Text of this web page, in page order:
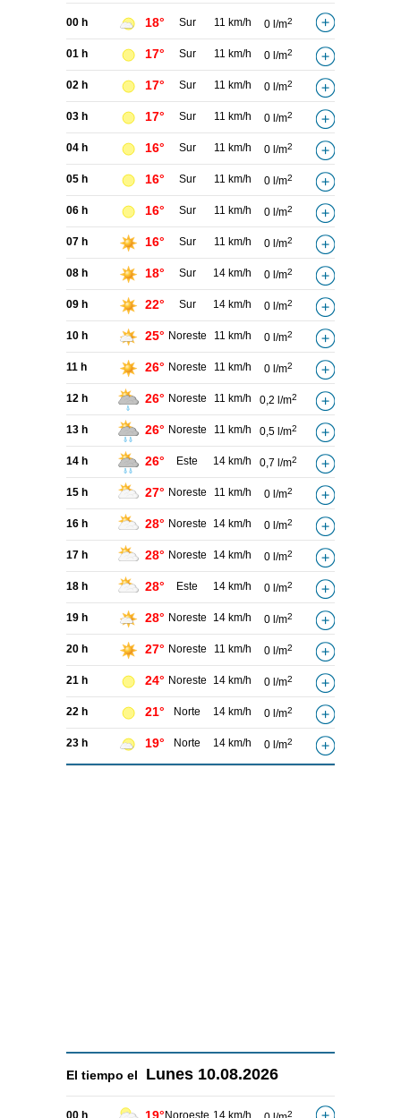
00 h 18° Sur 11 km/h 0 l/m2
01 h 17° Sur 11 km/h 0 l/m2
02 h 17° Sur 11 km/h 0 l/m2
03 h 17° Sur 11 km/h 0 l/m2
04 h 16° Sur 11 km/h 0 l/m2
05 h 16° Sur 11 km/h 0 l/m2
06 h 16° Sur 11 km/h 0 l/m2
07 h 16° Sur 11 km/h 0 l/m2
08 h 18° Sur 14 km/h 0 l/m2
09 h 22° Sur 14 km/h 0 l/m2
10 h 25° Noreste 11 km/h 0 l/m2
11 h 26° Noreste 11 km/h 0 l/m2
12 h 26° Noreste 11 km/h 0,2 l/m2
13 h 26° Noreste 11 km/h 0,5 l/m2
14 h 26° Este 14 km/h 0,7 l/m2
15 h 27° Noreste 11 km/h 0 l/m2
16 h 28° Noreste 14 km/h 0 l/m2
17 h 28° Noreste 14 km/h 0 l/m2
18 h 28° Este 14 km/h 0 l/m2
19 h 28° Noreste 14 km/h 0 l/m2
20 h 27° Noreste 11 km/h 0 l/m2
21 h 24° Noreste 14 km/h 0 l/m2
22 h 21° Norte 14 km/h 0 l/m2
23 h 19° Norte 14 km/h 0 l/m2
El tiempo el Lunes 10.08.2026
2